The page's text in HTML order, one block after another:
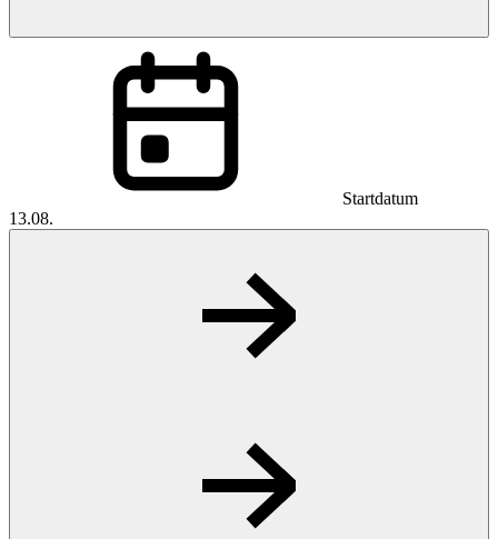
Startdatum
13.08.